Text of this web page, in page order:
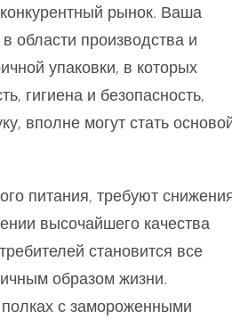
рынок. Ваша
области производства и
упаковки, в которых
гигиена и безопасность,
вполне могут стать
питания, требуют
высочайшего качества
становится все
образом жизни.
с замороженными